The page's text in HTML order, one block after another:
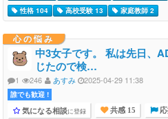
性格 104
高校受験 13 家庭教師 2
心の悩み
中3女子です。 私は先日、
じたので検…
1 246 あすみ 2025-04-29 11:38
誰でも歓迎 !
気になる相談に登録 共感 15 応